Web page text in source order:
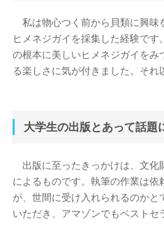
私は物心つく前から貝類に興味
ヒメネジガイを採集した経験で
の根本に美しいヒメネジガイを
る楽しさに気が付きました。それ
大学生の出版とあって話題
出版に至ったきっかけは、文化
によるものです。執筆の作業は
が、世間に受け入れられるのか
いただき、アマゾンでもベストセ